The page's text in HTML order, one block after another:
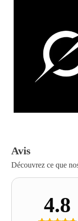
Avis
Découvrez ce que
4.8